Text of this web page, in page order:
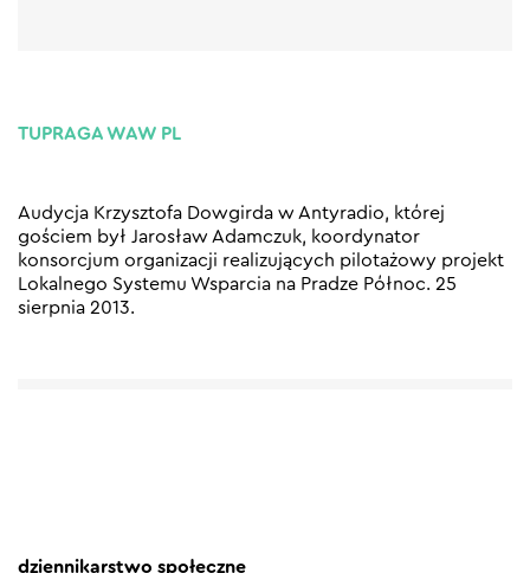
TUPRAGA WAW PL
Audycja Krzysztofa Dowgirda w Antyradio, której
gościem był Jarosław Adamczuk, koordynator
konsorcjum organizacji realizujących pilotażowy projekt
Lokalnego Systemu Wsparcia na Pradze Północ. 25
sierpnia 2013.
dziennikarstwo społeczne